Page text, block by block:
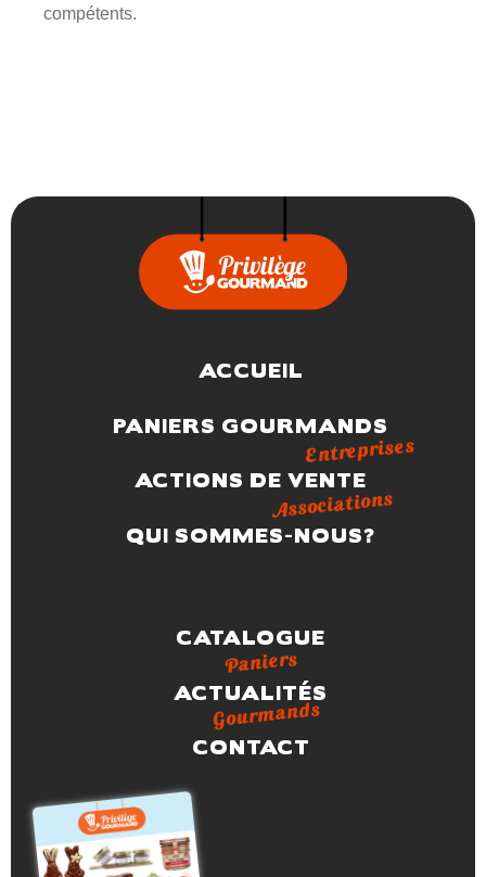
compétents.
ACCUEIL
PANIERS GOURMANDS
Entreprises
ACTIONS DE VENTE
Associations
QUI SOMMES-NOUS?
CATALOGUE
Paniers
Gourmands
ACTUALITÉS
CONTACT